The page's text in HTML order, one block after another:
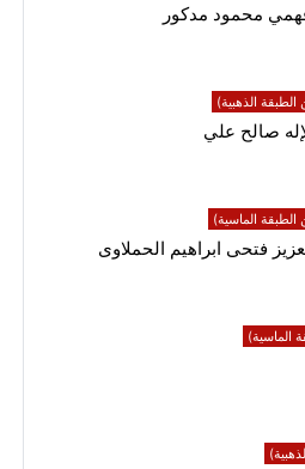
محمود مدكور
الذهبية)
صالح علي
الماسية)
فتحى ابراهيم الحملاوى
الماسية)